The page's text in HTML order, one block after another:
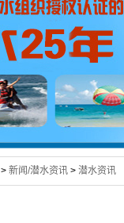
> 新闻/潜水资讯 > 潜水资讯